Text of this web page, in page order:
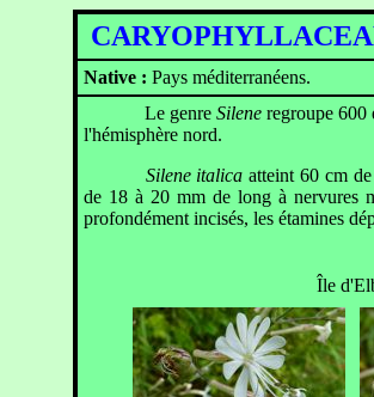
Native : Pays méditerranéens.
Le genre Sileneregroupe 600
l'hémisphère nord.
Silene italica atteint 60 cm
de 18 à 20 mm de long à nervures
profondément incisés, les étamines
Île